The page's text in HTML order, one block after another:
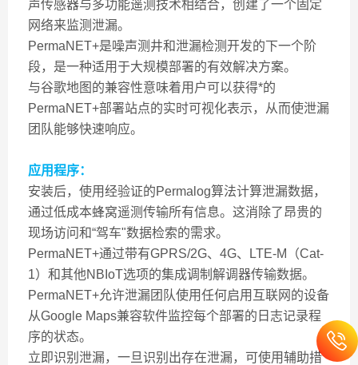
声传感器与多功能遥测技术相结合，创建了一个固定
网络来监测泄漏。
PermaNET+是噪声测井和泄漏检测开发的下一个阶
段，是一种适用于大规模部署的有效解决方案。
与谷歌地图的兼容性意味着用户可以获得*的
PermaNET+部署站点的实时可视化表示，从而使泄漏
团队能够快速响应。
应用程序：
安装后，使用经验证的Permalog算法计算泄漏数据，
通过低成本蜂窝遥测传输所有信息。这消除了昂贵的
现场访问和“驾车"数据检索的需求。
PermaNET+通过带有GPRS/2G、4G、LTE-M（Cat-
1）和其他NBIoT选项的集成调制解调器传输数据。
PermaNET+允许泄漏团队使用任何启用互联网的设备
从Google Maps兼容软件监控每个部署的日志记录程
序的状态。
立即识别泄漏，一旦识别出存在泄漏，可使用辅助措